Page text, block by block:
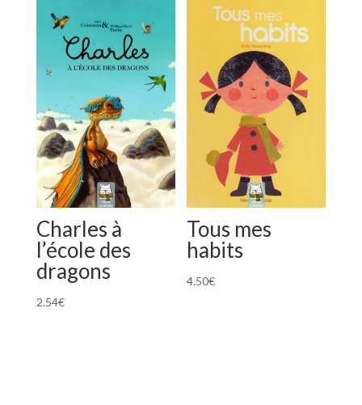
Charles à
l’école des
dragons
2.54€
Tous mes
habits
4.50€